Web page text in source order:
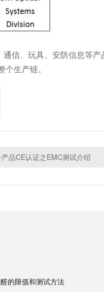
信、玩具、安防信息等产
生产链。
品CE认证之EMC测试介绍
的限值和测试方法